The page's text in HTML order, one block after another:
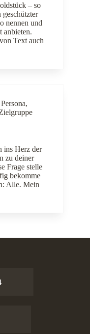
– so
geschützter
nennen und
anbieten.
Text auch
Persona,
ins Herz der
zu deiner
Frage stelle
bekomme
Alle. Mein